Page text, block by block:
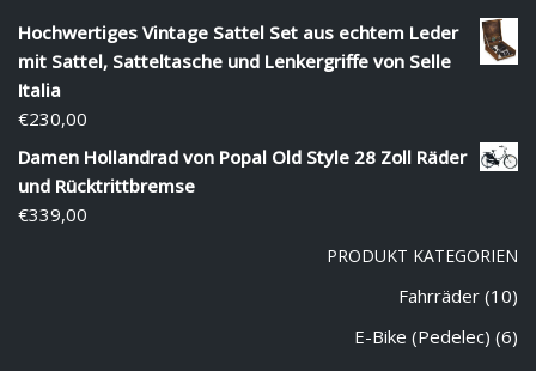
Hochwertiges Vintage Sattel Set aus echtem Leder
mit Sattel, Satteltasche und Lenkergriffe von Selle
Italia
€230,00
Damen Hollandrad von Popal Old Style 28 Zoll Räder
und Rücktrittbremse
€339,00
PRODUKT KATEGORIEN
Fahrräder (10)
E-Bike (Pedelec) (6)